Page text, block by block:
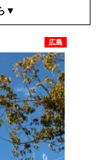
▼
広島